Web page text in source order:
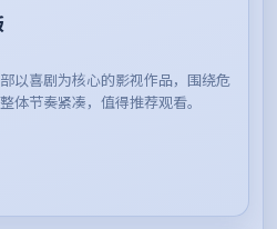
以喜剧为核心的影视作品，围绕危
体节奏紧凑，值得推荐观看。